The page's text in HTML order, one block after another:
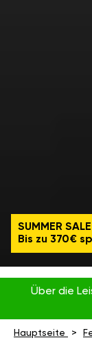
SUMMER SALE
Bis zu 370€
Über die
Hauptseite